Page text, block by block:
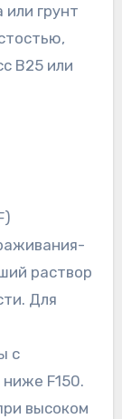
грунт
B25 или
раствор
Для
с
F150.
высоком